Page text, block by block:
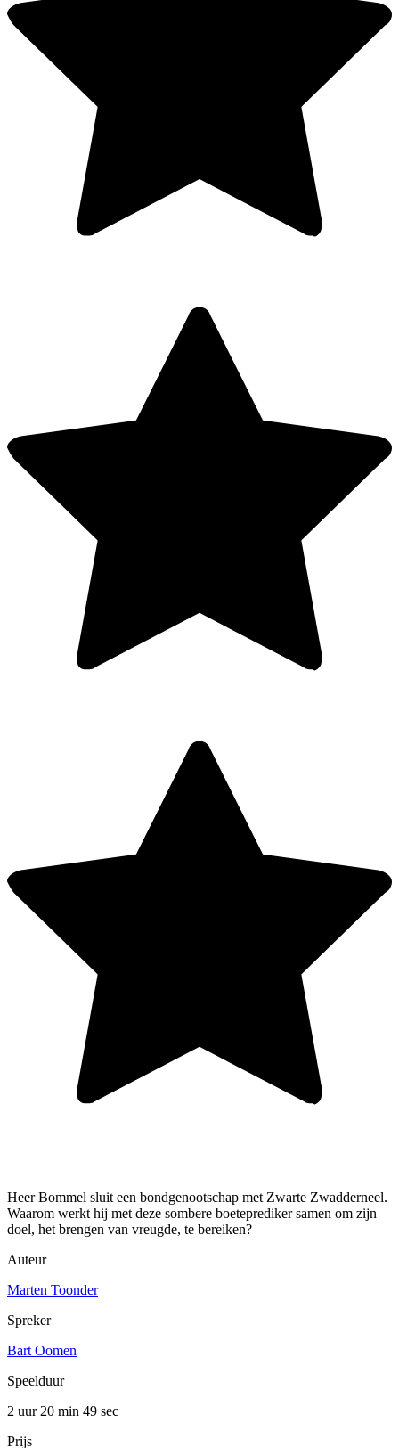
Heer Bommel sluit een bondgenootschap met Zwarte Zwadderneel.
Waarom werkt hij met deze sombere boeteprediker samen om zijn
doel, het brengen van vreugde, te bereiken?
Auteur
Marten Toonder
Spreker
Bart Oomen
Speelduur
2 uur 20 min 49 sec
Prijs